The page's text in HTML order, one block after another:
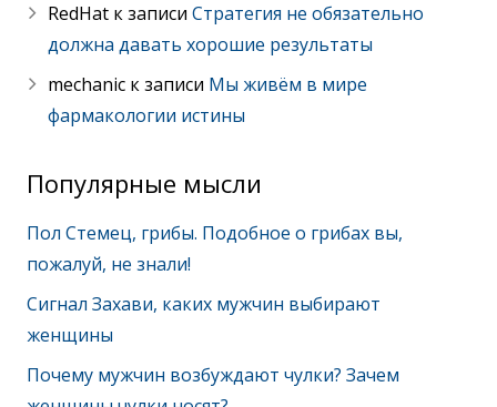
RedHat к записиСтратегия не обязательно
должна давать хорошие результаты
mechanic к записи Мы живём в мире
фармакологии истины
Популярные мысли
Пол Стемец, грибы. Подобное о грибах вы,
пожалуй, не знали!
Сигнал Захави, каких мужчин выбирают
женщины
Почему мужчин возбуждают чулки? Зачем